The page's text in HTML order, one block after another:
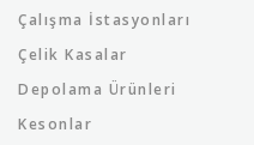
Çalışma İstasyonları
Çelik Kasalar
Depolama Ürünleri
Kesonlar